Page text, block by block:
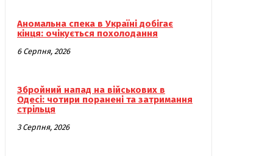
Аномальна спека в Україні добігає
кінця: очікується похолодання
6 Серпня, 2026
Збройний напад на військових в
Одесі: чотири поранені та затримання
стрільця
3 Серпня, 2026